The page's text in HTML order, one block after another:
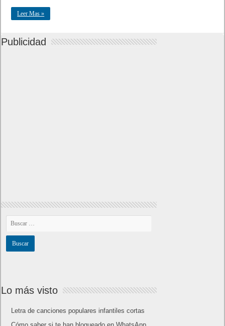
Leer Mas »
Publicidad
Lo más visto
Letra de canciones populares infantiles cortas